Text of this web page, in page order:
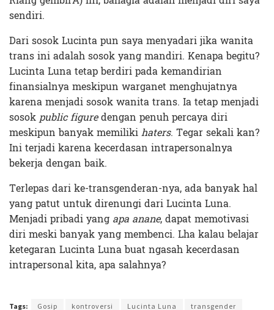
sendiri.
Dari sosok Lucinta pun saya menyadari jika wanita
trans ini adalah sosok yang mandiri. Kenapa begitu?
Lucinta Luna tetap berdiri pada kemandirian
finansialnya meskipun warganet menghujatnya
karena menjadi sosok wanita trans. Ia tetap menjadi
sosok public figuredengan penuh percaya diri
meskipun banyak memilikihaters. Tegar sekali kan?
Ini terjadi karena kecerdasan intrapersonalnya
bekerja dengan baik.
Terlepas dari ke-transgenderan-nya, ada banyak hal
yang patut untuk direnungi dari Lucinta Luna.
Menjadi pribadi yang apa anane, dapat memotivasi
diri meski banyak yang membenci. Lha kalau belajar
ketegaran Lucinta Luna buat ngasah kecerdasan
intrapersonal kita, apa salahnya?
Tags: Gosip kontroversi Lucinta Luna transgender